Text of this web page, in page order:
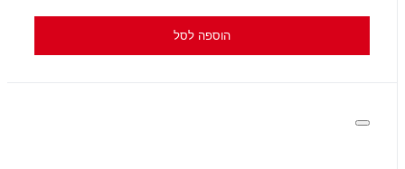
הוספה לסל